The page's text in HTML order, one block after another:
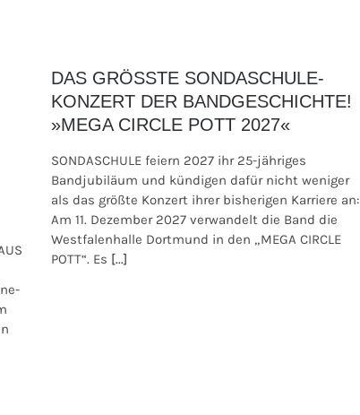
DAS GRÖSSTE SONDASCHULE-
KONZERT DER BANDGESCHICHTE!
»MEGA CIRCLE POTT 2027«
SONDASCHULE feiern 2027 ihr 25-jähriges
Bandjubiläum und kündigen dafür nicht weniger
als das größte Konzert ihrer bisherigen Karriere an:
Am 11. Dezember 2027 verwandelt die Band die
Westfalenhalle Dortmund in den „MEGA CIRCLE
POTT“. Es [...]